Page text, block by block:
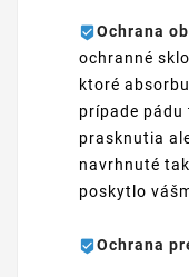
Ochrana
ochranné
ktoré
prípade
prasknutia
navrhnuté
poskytlo
Ochrana